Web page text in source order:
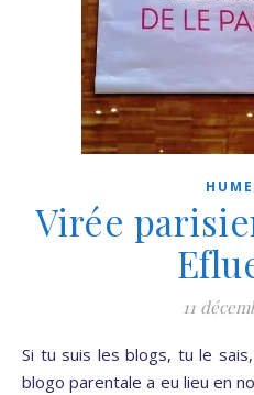
Virée
11
Si tu suis les blogs, tu le sais, THE gros évènement de la
blogo parentale a eu lieu en